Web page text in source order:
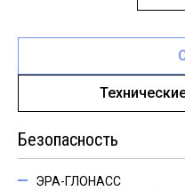
Безопасность
ЭРА-ГЛОНАСС